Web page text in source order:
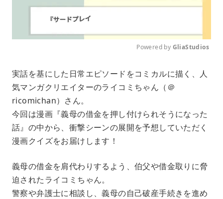
u
Powered by GliaStudios
実話を基にした日常エピソードをコミカルに描く、人
気マンガクリエイターのライコミちゃん（＠
ricomichan）さん。
今回は漫画『義母の借金を押し付けられそうになった
話』の中から、衝撃シーンの展開を予想していただく
漫画クイズをお届けします！
義母の借金を肩代わりするよう、伯父や借金取りに脅
迫されたライコミちゃん。
警察や弁護士に相談し、義母の自己破産手続きを進め